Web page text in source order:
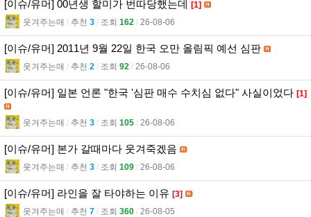
[이슈/유머] 00년생 할미가 번따당했는데 [1]
웃겨주는매 l 추천 3 l 조회 162 l 26-08-06
[이슈/유머] 2011년 9월 22일 한국 오만 올림픽 예선 심판
웃겨주는매 l 추천 2 l 조회 92 l 26-08-06
[이슈/유머] 일본 언론 "한국 '심판 매수 수치심 없다" 사실이었다 [1]
웃겨주는매 l 추천 3 l 조회 105 l 26-08-06
[이슈/유머] 본가 갈때마다 웃겨죽겠음
웃겨주는매 l 추천 3 l 조회 109 l 26-08-06
[이슈/유머] 라인을 잘 타야하는 이유 [3]
웃겨주는매 l 추천 7 l 조회 360 l 26-08-05